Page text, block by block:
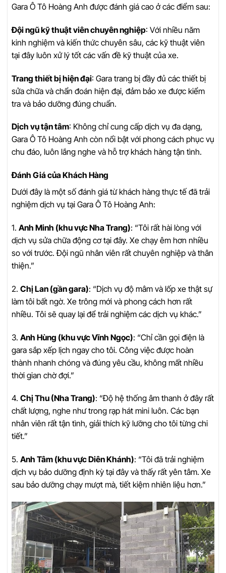
Gara Ô Tô Hoàng Anh được đánh giá cao ở các điểm sau:
Đội ngũ kỹ thuật viên chuyên nghiệp: Với nhiều năm
kinh nghiệm và kiến thức chuyên sâu, các kỹ thuật viên
tại đây luôn xử lý tốt các vấn đề kỹ thuật của xe.
Trang thiết bị hiện đại: Gara trang bị đầy đủ các thiết bị
sửa chữa và chẩn đoán hiện đại, đảm bảo xe được kiểm
tra và bảo dưỡng đúng chuẩn.
Dịch vụ tận tâm: Không chỉ cung cấp dịch vụ đa dạng,
Gara Ô Tô Hoàng Anh còn nổi bật với phong cách phục vụ
chu đáo, luôn lắng nghe và hỗ trợ khách hàng tận tình.
Đánh Giá của Khách Hàng
Dưới đây là một số đánh giá từ khách hàng thực tế đã trải
nghiệm dịch vụ tại Gara Ô Tô Hoàng Anh:
1. Anh Minh (khu vực Nha Trang): “Tôi rất hài lòng với
dịch vụ sửa chữa động cơ tại đây. Xe chạy êm hơn nhiều
so với trước. Đội ngũ nhân viên rất chuyên nghiệp và thân
thiện.”
2. Chị Lan (gần gara): “Dịch vụ độ mâm và lốp xe thật sự
làm tôi bất ngờ. Xe trông mới và phong cách hơn rất
nhiều. Tôi sẽ quay lại để trải nghiệm các dịch vụ khác.”
3. Anh Hùng (khu vực Vĩnh Ngọc): “Chỉ cần gọi điện là
gara sắp xếp lịch ngay cho tôi. Công việc được hoàn
thành nhanh chóng và đúng yêu cầu, không mất nhiều
thời gian chờ đợi.”
4. Chị Thu (Nha Trang): “Độ hệ thống âm thanh ở đây rất
chất lượng, nghe như trong rạp hát mini luôn. Các bạn
nhân viên rất tận tình, giải thích kỹ lưỡng cho tôi từng chi
tiết.”
5. Anh Tâm (khu vực Diên Khánh): “Tôi đã trải nghiệm
dịch vụ bảo dưỡng định kỳ tại đây và thấy rất yên tâm. Xe
sau bảo dưỡng chạy mượt mà, tiết kiệm nhiên liệu hơn.”